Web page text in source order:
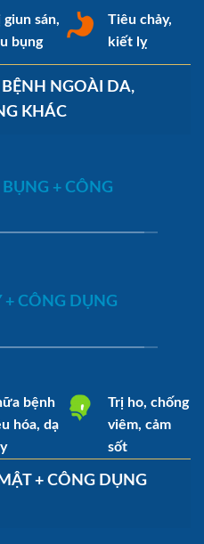
giun sán,
bụng
Tiêu chảy,
kiết lỵ
NGOÀI DA,
KHÁC
+ CÔNG
+ CÔNG DỤNG
bệnh
hóa, dạ
Trị ho, chống
viêm, cảm
sốt
+ CÔNG DỤNG